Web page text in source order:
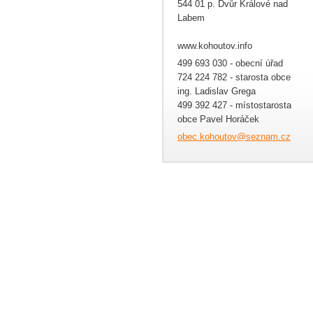
544 01 p. Dvůr Králové nad
Labem
www.kohoutov.info
499 693 030 - obecní úřad
724 224 782 - starosta obce
ing. Ladislav Grega
499 392 427 - místostarosta
obce Pavel Horáček
obec.kohoutov@seznam.cz